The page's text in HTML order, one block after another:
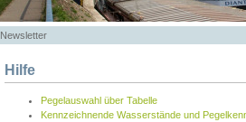
Newsletter
Hilfe
Pegelauswahl über Tabelle
Kennzeichnende Wasserstände und